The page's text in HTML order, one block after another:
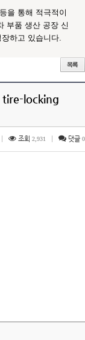
을 통해 적극적이
부품 생산 공장 신
하고 있습니다.
tire-locking
조회 2,931 댓글 0